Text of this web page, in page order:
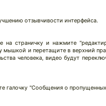
отзывчивости интерфейса.
на страничку и нажмите
мышкой и перетащите в верхний
человека, видео будут
галочку "Сообщения о